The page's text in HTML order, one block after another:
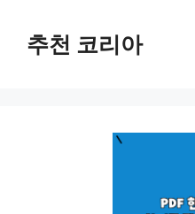
추천 코리아